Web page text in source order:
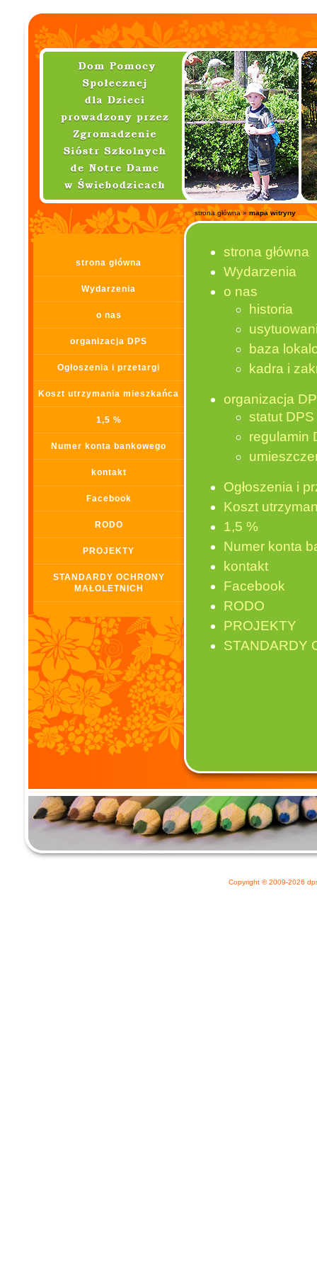
strona główna»mapa witryny
strona główna
Wydarzenia
o nas
organizacja DPS
Ogłoszenia i przetargi
Koszt utrzymania mieszkańca
1,5 %
Numer konta bankowego
kontakt
Facebook
RODO
PROJEKTY
STANDARDY OCHRONY
MAŁOLETNICH
strona główna
Wydarzenia
o nas
historia
baza
kadra i
organizacja
statut DPS
regulamin
Ogłoszenia i
Koszt
1,5 %
Numer konta
kontakt
Facebook
RODO
PROJEKTY
STANDARDY
Copyright © 2009-2026